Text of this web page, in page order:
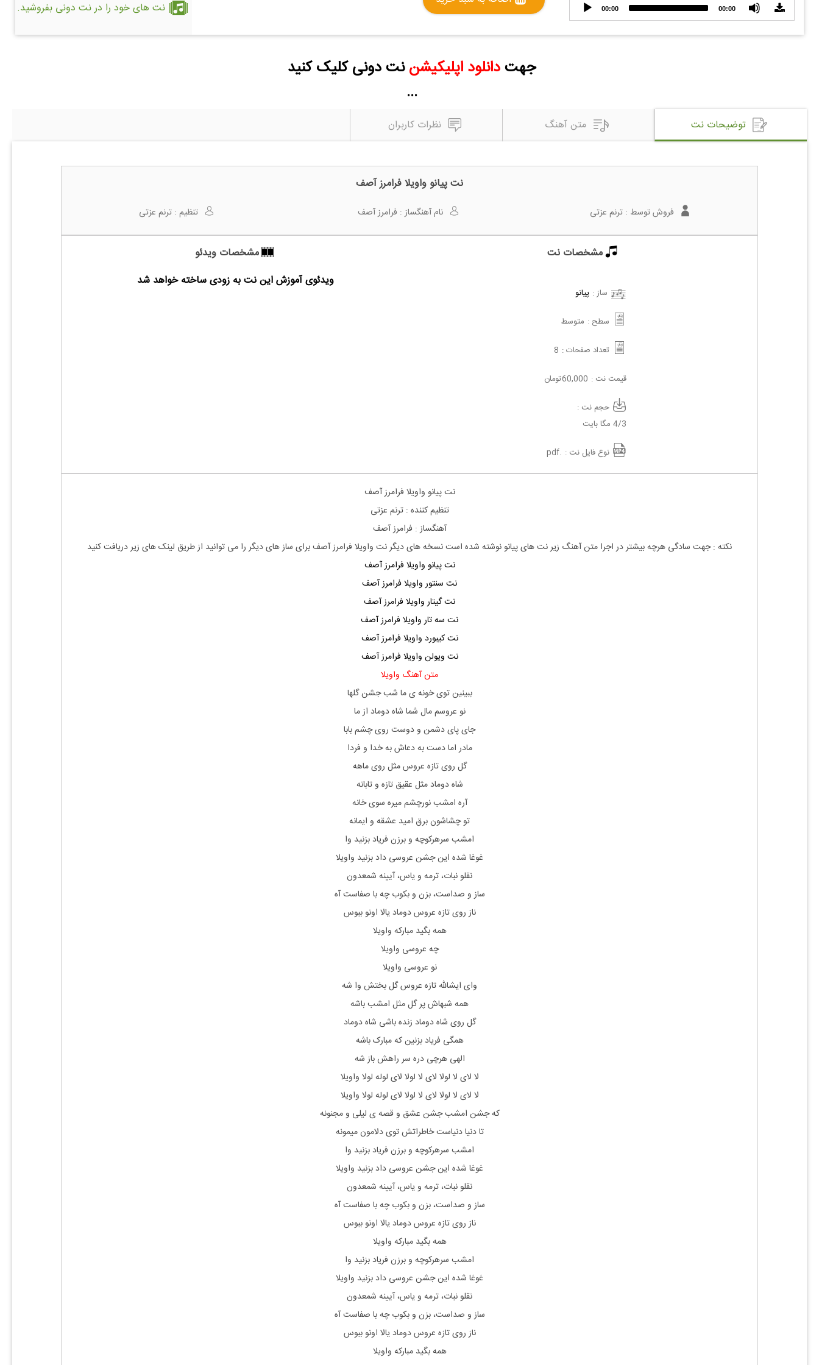
Audio
Player
00:00 00:00 نت های خود را در نت دونی بفروشید.
جهتدانلود اپلیکیشن نت دونی کلیک کنید
...
توضیحات نت متن آهنگ نظرات کاربران
نت پیانو واویلا فرامرز آصف
فروش توسط :ترنم عزتی نام آهنگساز : فرامرز آصف تنظیم :ترنم عزتی
مشخصات نت
ساز : پیانو
سطح : متوسط
تعداد صفحات : 8
قیمت نت : 60,000تومان
حجم نت :
4/3 مگا بایت
نوع فایل نت : .pdf
مشخصات ویدئو
ویدئوی آموزش این نت به زودی ساخته خواهد شد
نت پیانو واویلا فرامرز آصف
تنظیم کننده : ترنم عزتی
آهنگساز : فرامرز آصف
نکته : جهت سادگی هرچه بیشتر در اجرا متن آهنگ زیر نت های پیانو نوشته شده است نسخه های دیگر نت واویلا فرامرز آصفبرای ساز های دیگر را می توانید از طریق لینک های زیر دریافت کنید
نت پیانو واویلا فرامرز آصف
نت سنتور واویلا فرامرز آصف
نت گیتار واویلا فرامرز آصف
نت سه تار واویلا فرامرز آصف
نت کیبورد واویلا فرامرز آصف
نت ویولن واویلا فرامرز آصف
متن آهنگ واویلا
ببینین توی خونه ی ما شب جشن گلها
نو عروسم مال شما شاه دوماد از ما
جای پای دشمن و دوست روی چشم بابا
مادر اما دست به دعاش به خدا و فردا
گل روی تازه عروس مثل روی ماهه
شاه دوماد مثل عقیق تازه و تابانه
آره امشب نورچشم میره سوی خانه
تو چشاشون برق امید عشقه و ایمانه
امشب سرهرکوچه و برزن فریاد بزنید وا
غوغا شده این جشن عروسی داد بزنید واویلا
نقلو نبات، ترمه و یاس، آیینه شمعدون
ساز و صداست، بزن و بکوب چه با صفاست آه
ناز روی تازه عروس دوماد یالا اونو ببوس
همه بگید مبارکه واویلا
چه عروسی واویلا
نو عروسی واویلا
وای ایشالله تازه عروس گل بختش وا شه
همه شبهاش پر گل مثل امشب باشه
گل روی شاه دوماد زنده باشی شاه دوماد
همگی فریاد بزنین که مبارک باشه
الهی هرچی دره سر راهش باز شه
لا لای لا لولا لای لا لولا لای لوله لولا واویلا
لا لای لا لولا لای لا لولا لای لوله لولا واویلا
که جشن امشب جشن عشق و قصه ی لیلی و مجنونه
تا دنیا دنیاست خاطراتش توی دلامون میمونه
امشب سرهرکوچه و برزن فریاد بزنید وا
غوغا شده این جشن عروسی داد بزنید واویلا
نقلو نبات، ترمه و یاس، آیینه شمعدون
ساز و صداست، بزن و بکوب چه با صفاست آه
ناز روی تازه عروس دوماد یالا اونو ببوس
همه بگید مبارکه واویلا
امشب سرهرکوچه و برزن فریاد بزنید وا
غوغا شده این جشن عروسی داد بزنید واویلا
نقلو نبات، ترمه و یاس، آیینه شمعدون
ساز و صداست، بزن و بکوب چه با صفاست آه
ناز روی تازه عروس دوماد یالا اونو ببوس
همه بگید مبارکه واویلا